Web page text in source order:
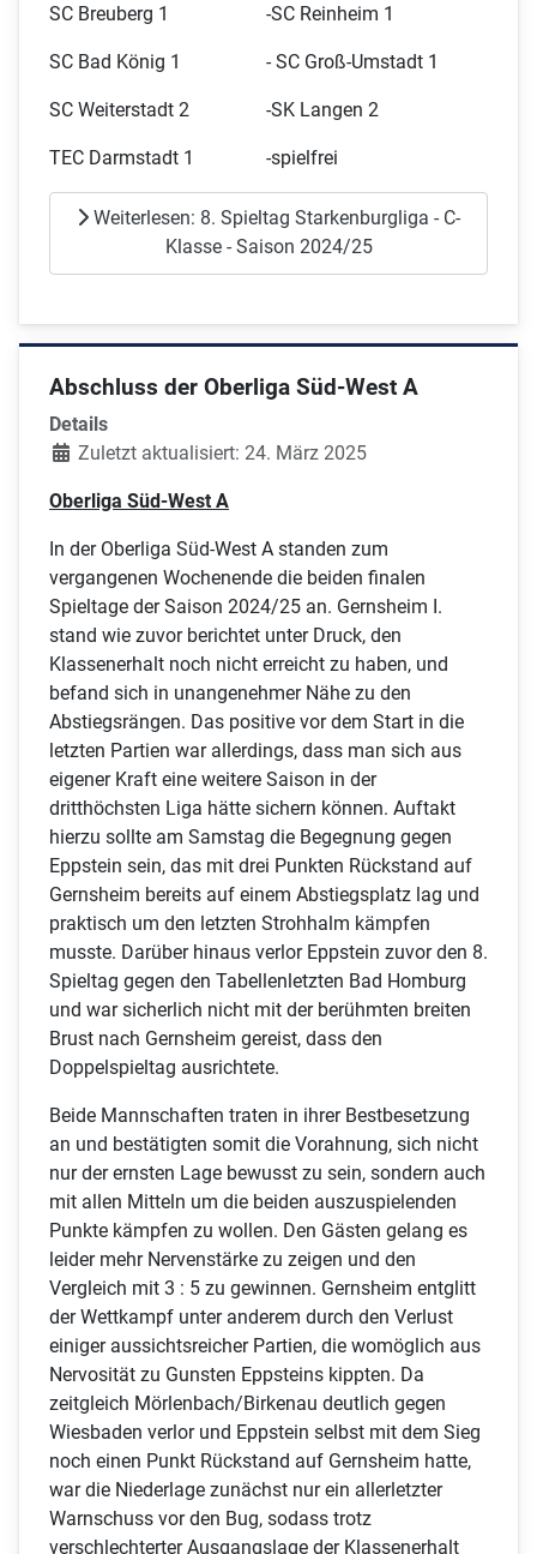
SC Breuberg 1 -SC Reinheim 1
SC Bad König 1 -SC Groß-Umstadt 1
SC Weiterstadt 2 -SK Langen 2
TEC Darmstadt 1 -spielfrei
Weiterlesen: 8. Spieltag Starkenburgliga - C-
Klasse - Saison 2024/25
Abschluss der Oberliga Süd-West A
Details
Zuletzt aktualisiert: 24. März 2025
Oberliga Süd-West A
In der Oberliga Süd-West A standen zum
vergangenen Wochenende die beiden finalen
Spieltage der Saison 2024/25 an. Gernsheim I.
stand wie zuvor berichtet unter Druck, den
Klassenerhalt noch nicht erreicht zu haben, und
befand sich in unangenehmer Nähe zu den
Abstiegsrängen. Das positive vor dem Start in die
letzten Partien war allerdings, dass man sich aus
eigener Kraft eine weitere Saison in der
dritthöchsten Liga hätte sichern können. Auftakt
hierzu sollte am Samstag die Begegnung gegen
Eppstein sein, das mit drei Punkten Rückstand auf
Gernsheim bereits auf einem Abstiegsplatz lag und
praktisch um den letzten Strohhalm kämpfen
musste. Darüber hinaus verlor Eppstein zuvor den 8.
Spieltag gegen den Tabellenletzten Bad Homburg
und war sicherlich nicht mit der berühmten breiten
Brust nach Gernsheim gereist, dass den
Doppelspieltag ausrichtete.
Beide Mannschaften traten in ihrer Bestbesetzung
an und bestätigten somit die Vorahnung, sich nicht
nur der ernsten Lage bewusst zu sein, sondern auch
mit allen Mitteln um die beiden auszuspielenden
Punkte kämpfen zu wollen. Den Gästen gelang es
leider mehr Nervenstärke zu zeigen und den
Vergleich mit 3 : 5 zu gewinnen. Gernsheim entglitt
der Wettkampf unter anderem durch den Verlust
einiger aussichtsreicher Partien, die womöglich aus
Nervosität zu Gunsten Eppsteins kippten. Da
zeitgleich Mörlenbach/Birkenau deutlich gegen
Wiesbaden verlor und Eppstein selbst mit dem Sieg
noch einen Punkt Rückstand auf Gernsheim hatte,
war die Niederlage zunächst nur ein allerletzter
Warnschuss vor den Bug, sodass trotz
verschlechterter Ausgangslage der Klassenerhalt